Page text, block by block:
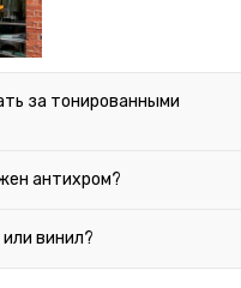
за тонированными
антихром?
винил?